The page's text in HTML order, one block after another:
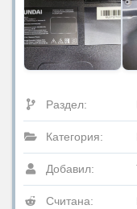
Раздел:
Категория:
Добавил:
Считана: